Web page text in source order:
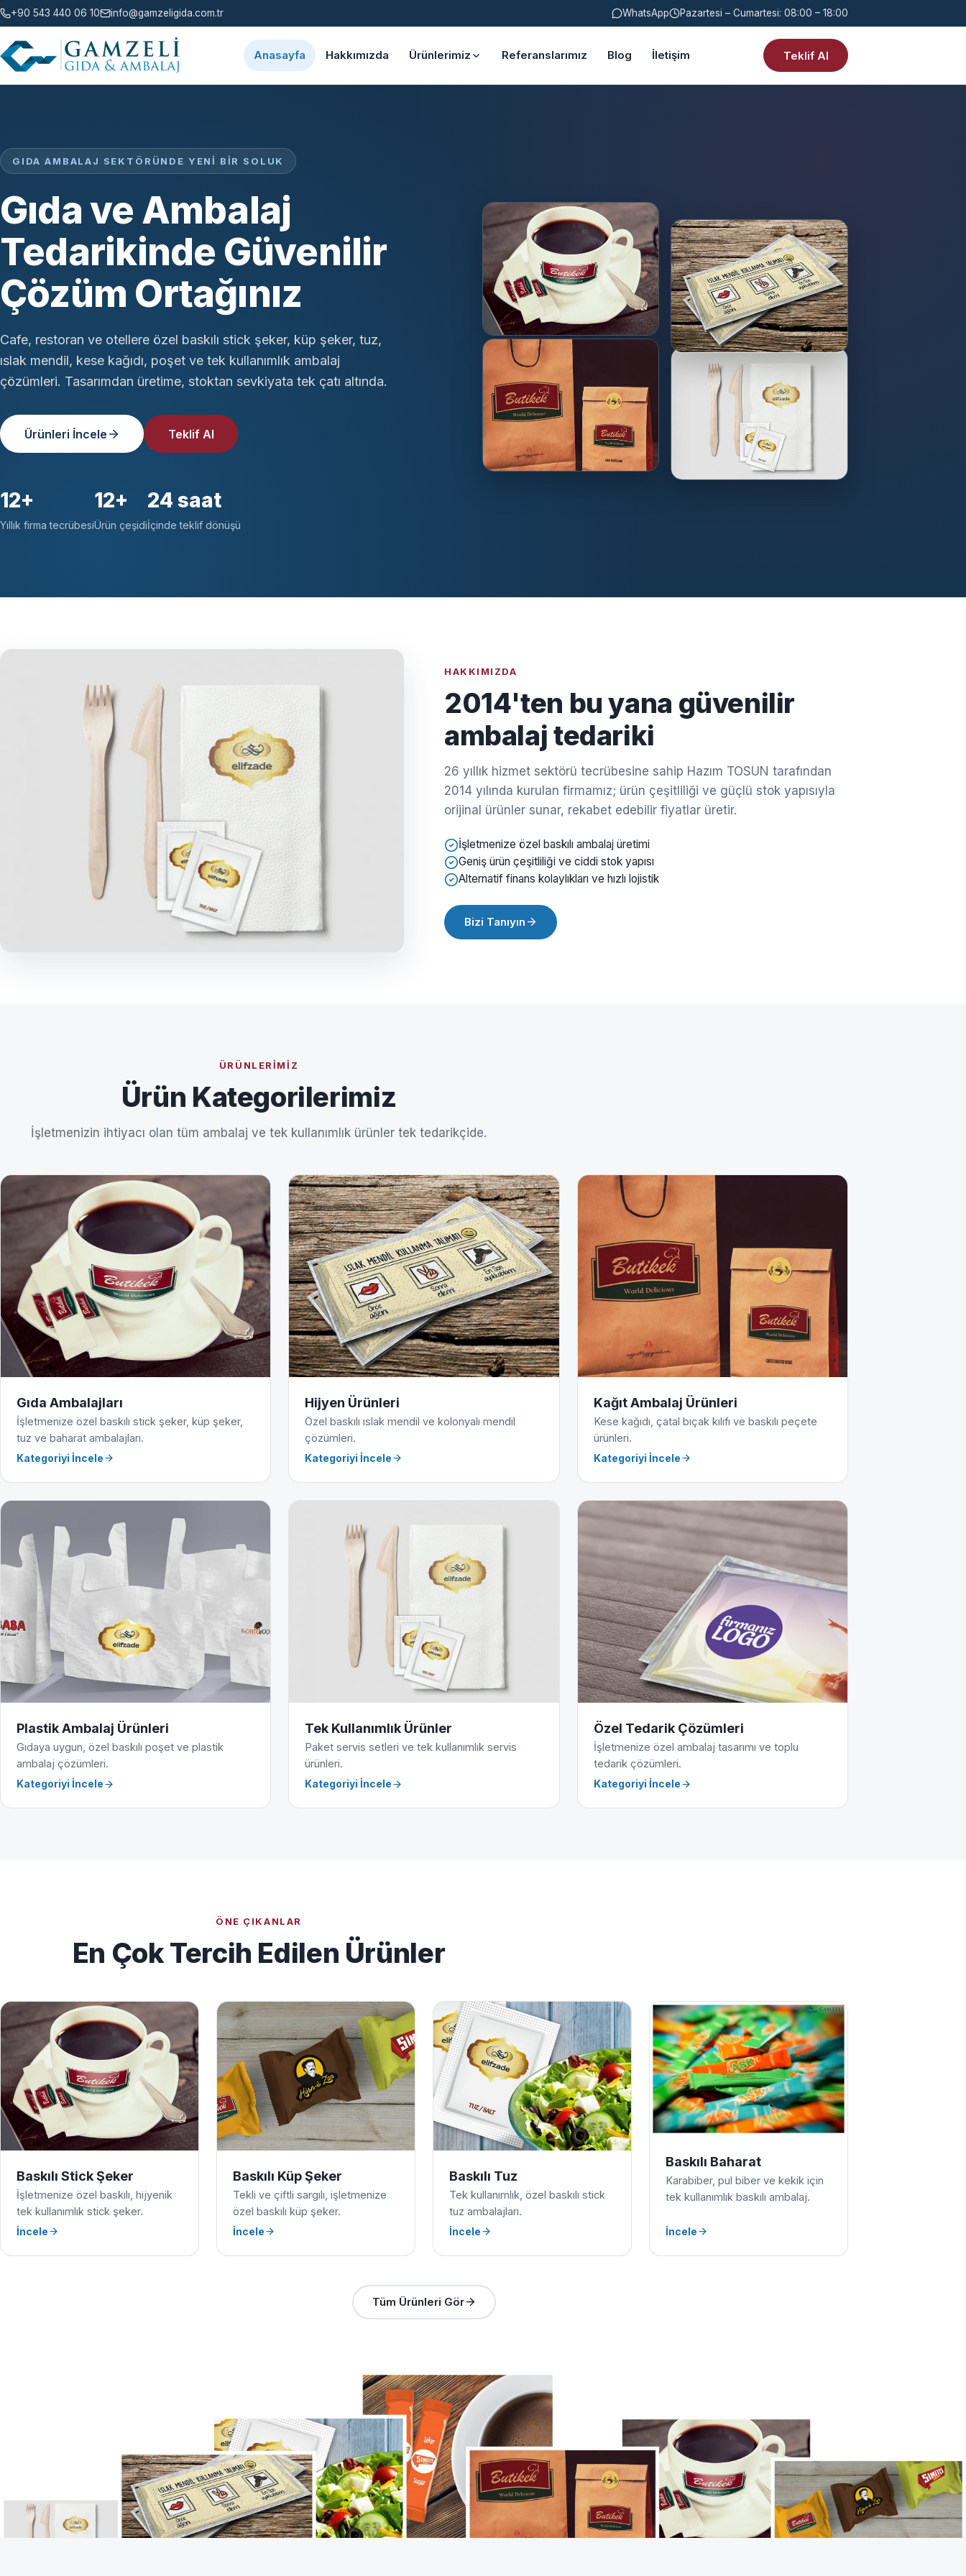
+90 543 440 06 10 info@gamzeligida.com.tr WhatsApp Pazartesi – Cumartesi: 08:00 – 18:00
Anasayfa Hakkımızda Ürünlerimiz Referanslarımız Blog İletişim Teklif Al
GIDA AMBALAJ SEKTÖRÜNDE YENI BIR SOLUK
Gıda ve Ambalaj
Tedarikinde Güvenilir
Çözüm Ortağınız
Cafe, restoran ve otellere özel baskılı stick şeker, küp şeker, tuz,
ıslak mendil, kese kağıdı, poşet ve tek kullanımlık ambalaj
çözümleri. Tasarımdan üretime, stoktan sevkiyata tek çatı altında.
Ürünleri İncele Teklif Al
12+
Yıllık firma tecrübesi
12+
Ürün çeşidi
24 saat
İçinde teklif dönüşü
HAKKIMIZDA
2014'ten bu yana güvenilir
ambalaj tedariki
26 yıllık hizmet sektörü tecrübesine sahip Hazım TOSUN tarafından
2014 yılında kurulan firmamız; ürün çeşitliliği ve güçlü stok yapısıyla
orijinal ürünler sunar, rekabet edebilir fiyatlar üretir.
İşletmenize özel baskılı ambalaj üretimi
Geniş ürün çeşitliliği ve ciddi stok yapısı
Alternatif finans kolaylıkları ve hızlı lojistik
Bizi Tanıyın
ÜRÜNLERIMIZ
Ürün Kategorilerimiz
İşletmenizin ihtiyacı olan tüm ambalaj ve tek kullanımlık ürünler tek tedarikçide.
Gıda Ambalajları
İşletmenize özel baskılı stick şeker, küp şeker,
tuz ve baharat ambalajları.
Kategoriyi İncele
Hijyen Ürünleri
Özel baskılı ıslak mendil ve kolonyalı mendil
çözümleri.
Kategoriyi İncele
Kağıt Ambalaj Ürünleri
Kese kağıdı, çatal bıçak kılıfı ve baskılı peçete
ürünleri.
Kategoriyi İncele
Plastik Ambalaj Ürünleri
Gıdaya uygun, özel baskılı poşet ve plastik
ambalaj çözümleri.
Kategoriyi İncele
Tek Kullanımlık Ürünler
Paket servis setleri ve tek kullanımlık servis
ürünleri.
Kategoriyi İncele
Özel Tedarik Çözümleri
İşletmenize özel ambalaj tasarımı ve toplu
tedarik çözümleri.
Kategoriyi İncele
ÖNE ÇIKANLAR
En Çok Tercih Edilen Ürünler
Baskılı Stick Şeker
İşletmenize özel baskılı, hijyenik
tek kullanımlık stick şeker.
İncele
Baskılı Küp Şeker
Tekli ve çiftli sargılı, işletmenize
özel baskılı küp şeker.
İncele
Baskılı Tuz
Tek kullanımlık, özel baskılı stick
tuz ambalajları.
İncele
Baskılı Baharat
Karabiber, pul biber ve kekik için
tek kullanımlık baskılı ambalaj.
İncele
Tüm Ürünleri Gör